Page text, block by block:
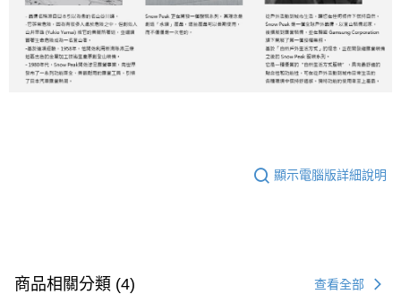
顯示電腦版詳細說明
商品相關分類 (4) 查看全部